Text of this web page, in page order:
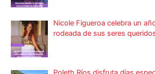
Nicole Figueroa celebra un
rodeada de sus seres